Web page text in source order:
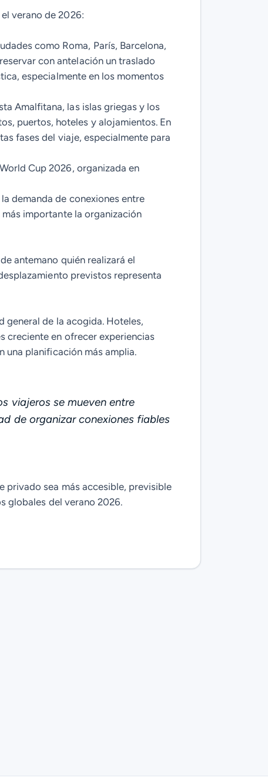
verano de 2026:
como Roma, París, Barcelona,
con antelación un traslado
especialmente en los momentos
Amalfitana, las islas griegas y los
puertos, hoteles y alojamientos. En
fases del viaje, especialmente para
Cup 2026, organizada en
demanda de conexiones entre
importante la organización
antemano quién realizará el
previstos representa
general de la acogida. Hoteles,
creciente en ofrecer experiencias
una planificación más amplia.
viajeros se mueven entre
de organizar conexiones fiables
privado sea más accesible, previsible
globales del verano 2026.